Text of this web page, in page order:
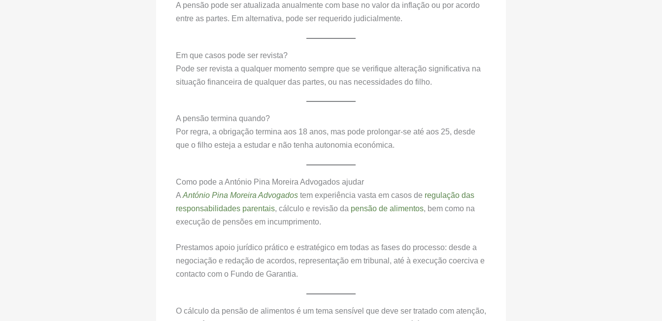
A pensão pode ser atualizada anualmente com base no valor da inflação ou por acordo
entre as partes. Em alternativa, pode ser requerido judicialmente.
Em que casos pode ser revista?
Pode ser revista a qualquer momento sempre que se verifique alteração significativa na
situação financeira de qualquer das partes, ou nas necessidades do filho.
A pensão termina quando?
Por regra, a obrigação termina aos 18 anos, mas pode prolongar-se até aos 25, desde
que o filho esteja a estudar e não tenha autonomia económica.
Como pode a António Pina Moreira Advogados ajudar
A António Pina Moreira Advogados tem experiência vasta em casos de regulação das
responsabilidades parentais, cálculo e revisão da pensão de alimentos, bem como na
execução de pensões em incumprimento.
Prestamos apoio jurídico prático e estratégico em todas as fases do processo: desde a
negociação e redação de acordos, representação em tribunal, até à execução coerciva e
contacto com o Fundo de Garantia.
O cálculo da pensão de alimentos é um tema sensível que deve ser tratado com atenção,